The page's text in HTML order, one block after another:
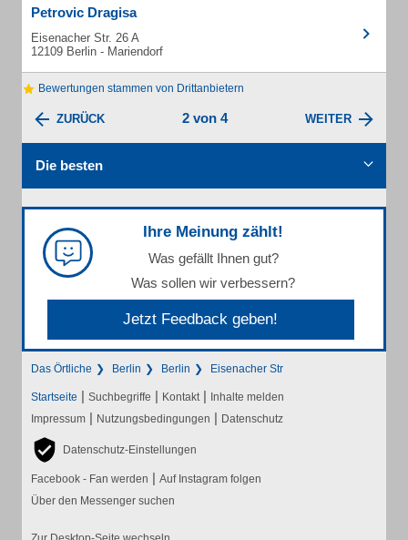
Petrovic Dragisa
Eisenacher Str. 26 A
12109 Berlin - Mariendorf
Bewertungen stammen von Drittanbietern
ZURÜCK 2 von 4 WEITER
Die besten
Ihre Meinung zählt!
Was gefällt Ihnen gut?
Was sollen wir verbessern?
Jetzt Feedback geben!
Das Örtliche Berlin Berlin Eisenacher Str
Startseite | Suchbegriffe | Kontakt | Inhalte melden
Impressum | Nutzungsbedingungen | Datenschutz
Datenschutz-Einstellungen
Facebook - Fan werden | Auf Instagram folgen
Über den Messenger suchen